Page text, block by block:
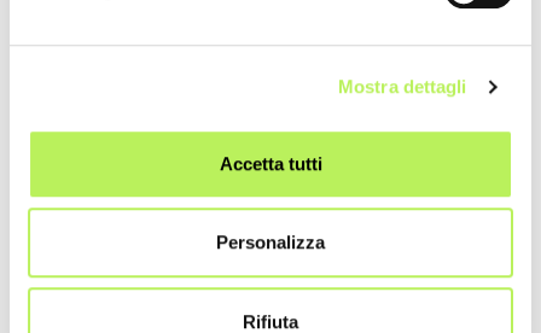
Mostra dettagli
Accetta tutti
Personalizza
Rifiuta